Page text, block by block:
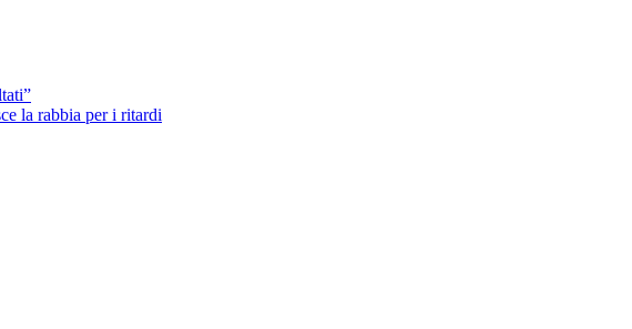
la rabbia per i ritardi